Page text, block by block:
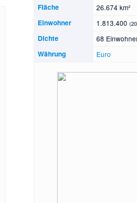
Fläche 26.674 km²
Einwohner 1.813.400
Dichte 68
Währung Euro